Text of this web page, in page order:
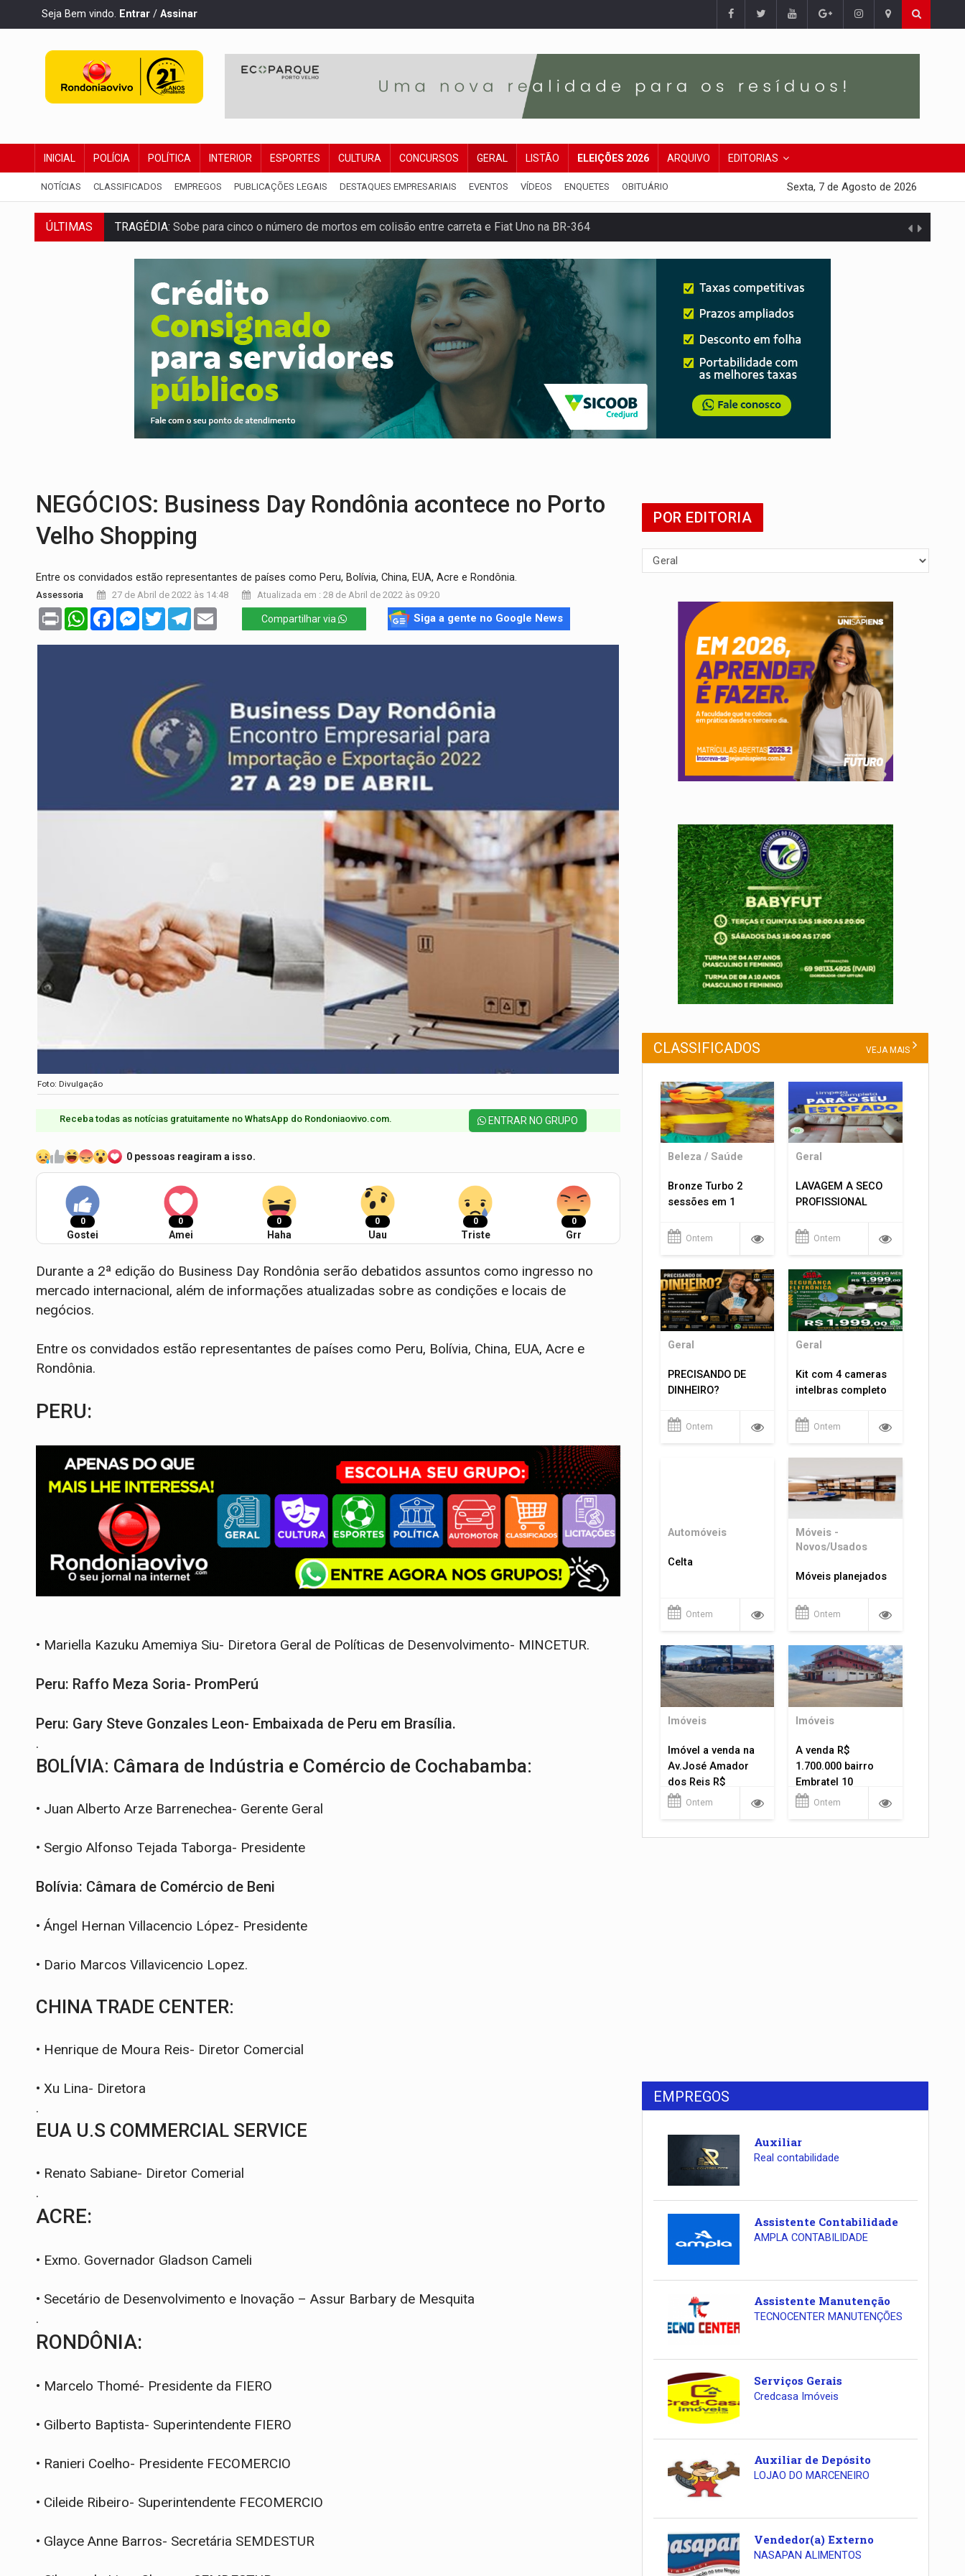
Seja Bem vindo. Entrar / Assinar
INICIAL POLÍCIA POLÍTICA INTERIOR ESPORTES CULTURA CONCURSOS GERAL LISTÃO ELEIÇÕES 2026 ARQUIVO EDITORIAS
NOTÍCIAS CLASSIFICADOS EMPREGOS PUBLICAÇÕES LEGAIS DESTAQUES EMPRESARIAIS EVENTOS VÍDEOS ENQUETES OBITUÁRIO Sexta, 7 de Agosto de 2026
ÚLTIMAS
TRAGÉDIA:Sobe para cinco o número de mortos em colisão entre carreta e Fiat Uno na BR-364
TRANSPORTE DE ARROZ:MPF assegura cumprimento da legislação sobre transporte de cargas por empresa
DEEPFAKE:Sancionada lei contra violência sexual infantil na internet e via IA
COLEGIADO:Brasil e Rússia discutem energia nuclear, defesa e ciência em Brasília
URGENTE:Colisão entre caminhão e carro deixa quatro mortos e um em estado grave na BR
ENCONTRO:Amazônia Negra ganha projeção nacional com participação de Marcela Bonfim
PREVISÃO: Porto Velho tem chances de chuvas isoladas nesta sexta-feira (7)
SINDICATOS UNIDOS: Assembleia Geral delibera greve da educação municipal em Porto Velho
PROCESSO SELETIVO:Rondoniaovivo abre oficina de Comunicação com oportunidade de integrar equipe
NEGÓCIOS: Business Day Rondônia acontece no Porto
Velho Shopping
Entre os convidados estão representantes de países como Peru, Bolívia, China, EUA, Acre e Rondônia.
Assessoria 27 de Abril de 2022 às 14:48 Atualizada em : 28 de Abril de 2022 às 09:20
Print WhatsAppFacebookMessenger
TwitterTelegram Compartilhar via Siga a gente no Google News
Foto: Divulgação
Receba todas as notícias gratuitamente no WhatsApp do Rondoniaovivo.com.​ ENTRAR NO GRUPO
0 pessoas reagiram a isso.
0
Gostei
0
Amei
0
Haha
0
Uau
0
Triste
0
Grr
Durante a 2ª edição do Business Day Rondônia serão debatidos assuntos como ingresso no
mercado internacional, além de informações atualizadas sobre as condições e locais de
negócios.
Entre os convidados estão representantes de países como Peru, Bolívia, China, EUA, Acre e
Rondônia.
PERU:
• Mariella Kazuku Amemiya Siu- Diretora Geral de Políticas de Desenvolvimento- MINCETUR.
Peru: Raffo Meza Soria- PromPerú
Peru: Gary Steve Gonzales Leon- Embaixada de Peru em Brasília.
.
BOLÍVIA: Câmara de Indústria e Comércio de Cochabamba:
• Juan Alberto Arze Barrenechea- Gerente Geral
• Sergio Alfonso Tejada Taborga- Presidente
Bolívia: Câmara de Comércio de Beni
• Ángel Hernan Villacencio López- Presidente
• Dario Marcos Villavicencio Lopez.
CHINA TRADE CENTER:
• Henrique de Moura Reis- Diretor Comercial
• Xu Lina- Diretora
.
EUA U.S COMMERCIAL SERVICE
• Renato Sabiane- Diretor Comerial
.
ACRE:
• Exmo. Governador Gladson Cameli
• Secetário de Desenvolvimento e Inovação – Assur Barbary de Mesquita
.
RONDÔNIA:
• Marcelo Thomé- Presidente da FIERO
• Gilberto Baptista- Superintendente FIERO
• Ranieri Coelho- Presidente FECOMERCIO
• Cileide Ribeiro- Superintendente FECOMERCIO
• Glayce Anne Barros- Secretária SEMDESTUR
POR EDITORIA
CLASSIFICADOS VEJA MAIS
Beleza / Saúde
Bronze Turbo 2
sessões em 1
Ontem
Geral
LAVAGEM A SECO
PROFISSIONAL
Ontem
Geral
PRECISANDO DE
DINHEIRO?
Ontem
Geral
Kit com 4 cameras
intelbras completo
Ontem
Automóveis
Celta
Ontem
Móveis -
Novos/Usados
Móveis planejados
Ontem
Imóveis
Imóvel a venda na
Av.José Amador
dos Reis R$
1.400.000
Ontem
Imóveis
A venda R$
1.700.000 bairro
Embratel 10
apartamentos!
Ontem
EMPREGOS
Auxiliar
Real contabilidade
Assistente Contabilidade
AMPLA CONTABILIDADE
Assistente Manutenção
TECNOCENTER MANUTENÇÕES
Serviços Gerais
Credcasa Imóveis
Auxiliar de Depósito
LOJAO DO MARCENEIRO
Vendedor(a) Externo
NASAPAN ALIMENTOS